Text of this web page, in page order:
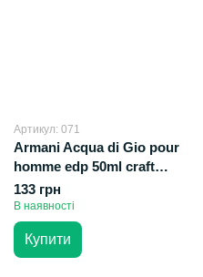
Артикул: 071
Armani Acqua di Gio pour
homme edp 50ml craft
tester
133 грн
В наявності
Купити